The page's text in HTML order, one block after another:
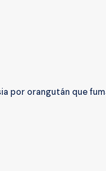
por orangután que